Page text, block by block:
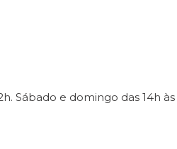
Sábado e domingo das 14h